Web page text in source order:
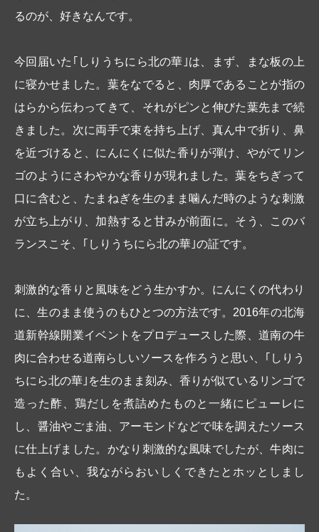
るのが、好きなんです。
今回届いた｢しりうちにら北の華｣は、まず、まな板の上
に寝かせました。葉をなでると、肉厚であることが指の
はらから伝わってきて、それがピンと伸びた葉先まで続
きました。次に両手で束を持ち上げ、真ん中で折り、鼻
を近づけると、にんにくに似た香りが弾け、やがてリン
ゴのようにさわやかな香りが現れました。葉をちぎって
口に含むと、たまねぎを生のまま噛んだ時のような刺激
が立ち上がり、加熱すると甘みが前面に。そう、このバ
ランスこそ、｢しりうちにら北の華｣の証です。
刺激的な香りと風味をどう生かすか。にんにくの代わり
に、生のまま使うのもひとつの方法です。2016年の北海
道新幹線開業イベントをプロデュースした際、道南の牛
肉に合わせる道南らしいソースを作ろうと思い、｢しりう
ちにら北の華｣を生のまま刻み、香りが似ているリンゴで
造った酢、鶏だしを煮詰めたものと一緒にピューレに
し、醤油やごま油、アーモンドなどで味を調えたソース
に仕上げました。かなり刺激的な風味でしたが、牛肉に
もよく合い、我ながらおいしくできたとホッとしまし
た。